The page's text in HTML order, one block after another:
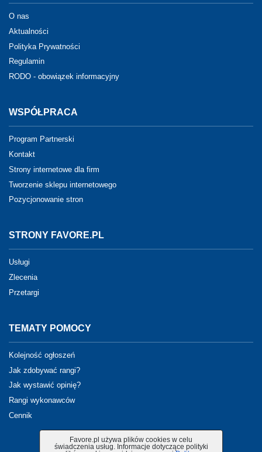
Favore.pl używa plików cookies w celu
świadczenia usług. Informacje dotyczące polityki
O nas
Aktualności
Polityka Prywatności
Regulamin
RODO - obowiązek informacyjny
WSPÓŁPRACA
Program Partnerski
Kontakt
Strony internetowe dla firm
Tworzenie sklepu internetowego
Pozycjonowanie stron
STRONY FAVORE.PL
Usługi
Zlecenia
Przetargi
TEMATY POMOCY
Kolejność ogłoszeń
Jak zdobywać rangi?
Jak wystawić opinię?
Rangi wykonawców
Cennik